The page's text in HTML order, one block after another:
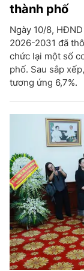
thành phố
Ngày 10/8,
2026-2031 đã
chức lại một số
phố. Sau sắp
tương ứng 6,7%.